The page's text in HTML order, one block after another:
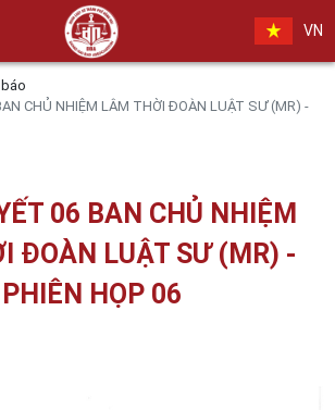
VN
CHỦ NHIỆM LÂM THỜI ĐOÀN LUẬT SƯ (MR) -
06 BAN CHỦ NHIỆM
ĐOÀN LUẬT SƯ (MR) -
PHIÊN HỌP 06